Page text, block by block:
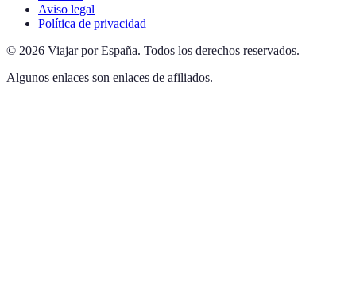
Aviso legal
Política de privacidad
© 2026 Viajar por España. Todos los derechos reservados.
Algunos enlaces son enlaces de afiliados.